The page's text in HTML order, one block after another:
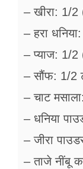
– खीरा: 1/
– हरा
– प्याज: 1/
– सौंफ: 1/2
– चाट
– धनिया
– जीरा
– ताजे नींबू